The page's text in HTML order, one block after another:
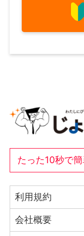
たった10秒で簡
利用規約
会社概要